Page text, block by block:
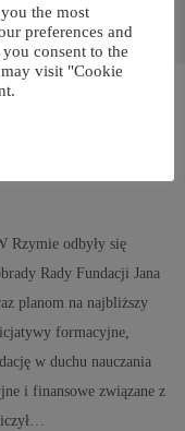
Rzymie odbyły się
Rady Fundacji Jana
planom na najbliższy
formacyjne,
w duchu nauczania
i finansowe związane z
the most
preferences and
consent to the
visit "Cookie